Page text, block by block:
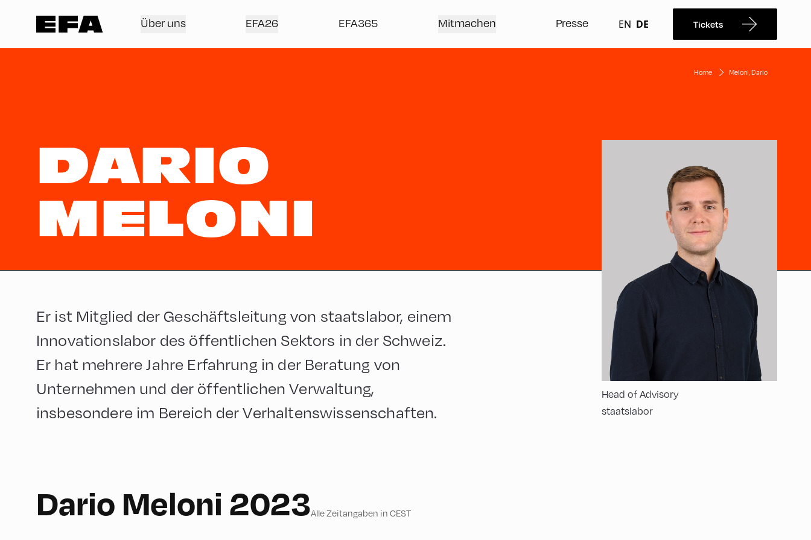
Über uns EFA26 EFA365 Mitmachen Presse EN DE Tickets
Home Meloni, Dario
DARIO
MELONI
Head of Advisory
staatslabor
Er ist Mitglied der Geschäftsleitung von staatslabor, einem
Innovationslabor des öffentlichen Sektors in der Schweiz.
Er hat mehrere Jahre Erfahrung in der Beratung von
Unternehmen und der öffentlichen Verwaltung,
insbesondere im Bereich der Verhaltenswissenschaften.
Dario Meloni 2023Alle Zeitangaben in CEST